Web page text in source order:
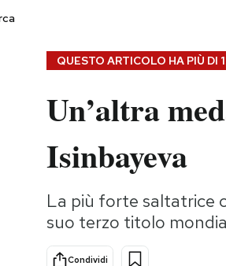
Storie/Idee
Ok Boomer!
QUESTO ARTICOLO HA PIÙ DI
Un’altra
Isinbayeva
La più forte saltatrice
suo terzo titolo
Condividi